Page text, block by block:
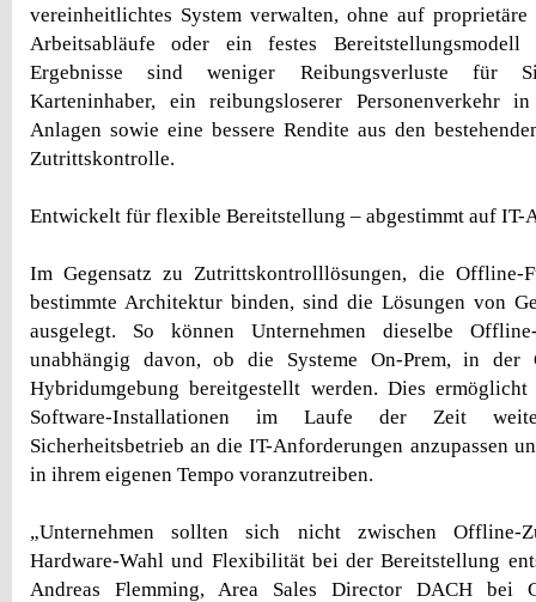
vereinheitlichtes System verwalten, ohne auf
Arbeitsabläufe oder ein festes
Ergebnisse sind weniger Reibungsverluste für
Karteninhaber, ein reibungsloserer Personenverkehr
Anlagen sowie eine bessere Rendite aus den
Zutrittskontrolle.
Entwickelt für flexible Bereitstellung – abgestimmt auf IT-
Im Gegensatz zu Zutrittskontrolllösungen, die Offline-
bestimmte Architektur binden, sind die Lösungen von
ausgelegt. So können Unternehmen dieselbe Offline-
unabhängig davon, ob die Systeme On-Prem, in
Hybridumgebung bereitgestellt werden. Dies
Software-Installationen im Laufe der Zeit
Sicherheitsbetrieb an die IT-Anforderungen anzupassen
in ihrem eigenen Tempo voranzutreiben.
„Unternehmen sollten sich nicht zwischen Offline-
Hardware-Wahl und Flexibilität bei der Bereitstellung
Andreas Flemming, Area Sales Director DACH bei